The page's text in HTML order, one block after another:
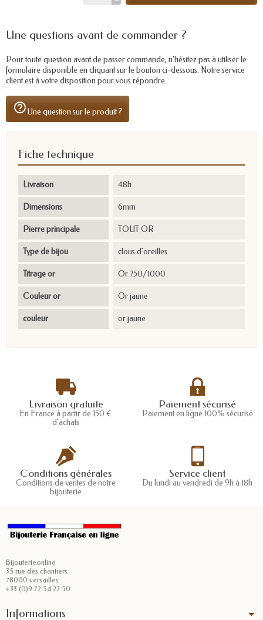
Une questions avant de commander ?
Pour toute question avant de passer commande, n'hésitez pas à utiliser le
formulaire disponible en cliquant sur le bouton ci-dessous. Notre service
client est à votre disposition pour vous répondre.
help_outlineUne question sur le produit ?
Fiche technique
Livraison 48h
Dimensions 6mm
Pierre principale TOUT OR
Type de bijou clous d'oreilles
Titrage or Or 750/1000
Couleur or Or jaune
couleur or jaune
Livraison gratuite
En France à partir de 150 €
d'achats
Paiement sécurisé
Paiement en ligne 100% sécurisé
Conditions générales
Conditions de ventes de notre
bijouterie
Service client
Du lundi au vendredi de 9h à 18h
Bijouterieonline
35 rue des chantiers
78000 versailles
+33 (0)9 72 54 22 50
Informations